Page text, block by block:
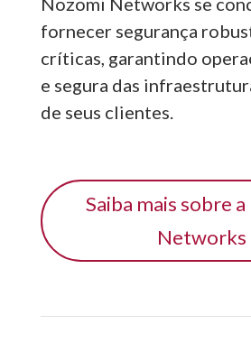
fornecer segurança
críticas, garantindo
e segura das
de seus clientes.
Saiba mais sobre
Networks